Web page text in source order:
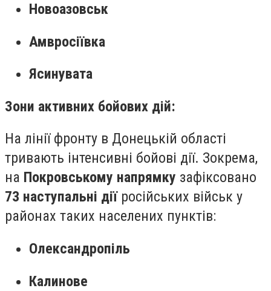
Новоазовськ
Амвросіївка
Ясинувата
Зони активних бойових дій:
На лінії фронту в Донецькій області
тривають інтенсивні бойові дії. Зокрема,
на Покровському напрямку зафіксовано
73 наступальні діїросійських військ у
районах таких населених пунктів:
Олександропіль
Калинове